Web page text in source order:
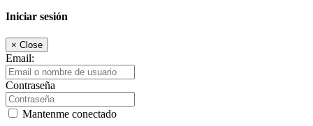
Iniciar sesión
× Close
Email:
Contraseña
Mantenme conectado